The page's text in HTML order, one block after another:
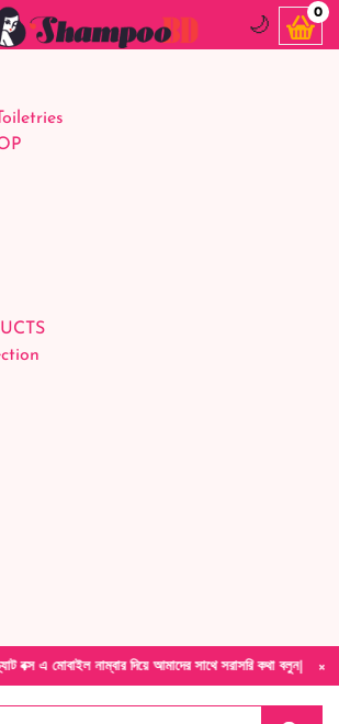
×
নাম্বার দিয়ে আমাদের সাথে সরাসরি কথা বলুন| আমাদের
🌙
0